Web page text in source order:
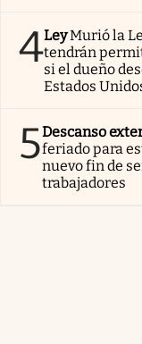
4LeyMurió la
tendrán
si el dueño
Estados
5Descanso
feriado para
nuevo fin de
trabajadores